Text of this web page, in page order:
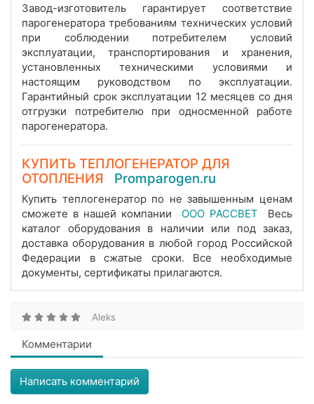
Завод-изготовитель гарантирует соответствие
парогенератора требованиям технических условий
при соблюдении потребителем условий
эксплуатации, транспортирования и хранения,
установленных техническими условиями и
настоящим руководством по эксплуатации.
Гарантийный срок эксплуатации 12 месяцев со дня
отгрузки потребителю при односменной работе
парогенератора.
КУПИТЬ ТЕПЛОГЕНЕРАТОР ДЛЯ
ОТОПЛЕНИЯ
Promparogen.ru
Купить теплогенератор по не завышенным ценам
сможете в нашей компании
ООО РАССВЕТ
Весь
каталог оборудования в наличии или под заказ,
доставка оборудования в любой город Российской
Федерации в сжатые сроки. Все необходимые
документы, сертификаты прилагаются.
Aleks
Комментарии
Написать комментарий